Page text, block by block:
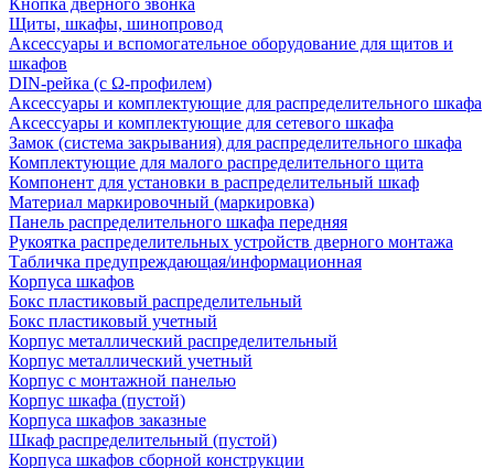
Кнопка дверного звонка
Щиты, шкафы, шинопровод
Аксессуары и вспомогательное оборудование для щитов и
шкафов
DIN-рейка (с Ω-профилем)
Аксессуары и комплектующие для распределительного шкафа
Аксессуары и комплектующие для сетевого шкафа
Замок (система закрывания) для распределительного шкафа
Комплектующие для малого распределительного щита
Компонент для установки в распределительный шкаф
Материал маркировочный (маркировка)
Панель распределительного шкафа передняя
Рукоятка распределительных устройств дверного монтажа
Табличка предупреждающая/информационная
Корпуса шкафов
Бокс пластиковый распределительный
Бокс пластиковый учетный
Корпус металлический распределительный
Корпус металлический учетный
Корпус с монтажной панелью
Корпус шкафа (пустой)
Корпуса шкафов заказные
Шкаф распределительный (пустой)
Корпуса шкафов сборной конструкции